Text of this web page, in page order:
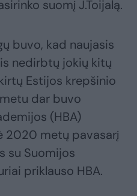
suomį J.Toijalą.
buvo, kad naujasis
nedirbtų jokių kitų
Estijos krepšinio
dar buvo
(HBA)
2020 metų pavasarį
su Suomijos
priklauso HBA.